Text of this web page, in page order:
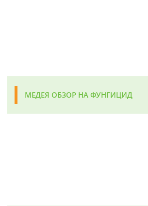
МЕДЕЯ ОБЗОР НА ФУНГИЦИД